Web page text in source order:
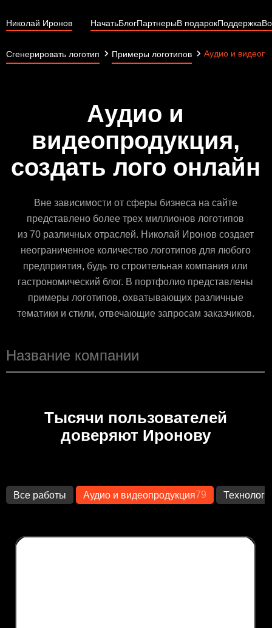
Николай Иронов НачатьБлогПартнерыВ подарокПоддержка
Сгенерировать логотип Примеры логотипов Аудио и
Аудио и
видеопродукция,
создать лого онлайн
Вне зависимости от сферы бизнеса на сайте
представлено более трех миллионов логотипов
из 70 различных отраслей. Николай Иронов создает
неограниченное количество логотипов для любого
предприятия, будь то строительная компания или
гастрономический блог. В портфолио представлены
примеры логотипов, охватывающих различные
тематики и стили, отвечающие запросам заказчиков.
Тысячи пользователей
доверяют Иронову
Все работы Аудио и видеопродукция79